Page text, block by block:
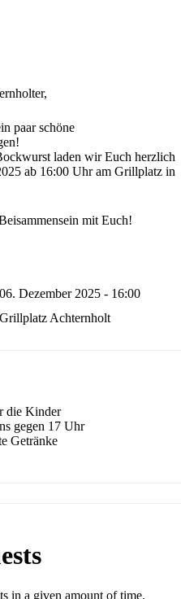
paarschöne
laden wir Euch herzlich
ab 16:00 Uhram Grillplatz in
mit Euch!
06. Dezember2025 - 16:00
Grillplatz Achternholt
die Kinder
gegen 17 Uhr
Getränke